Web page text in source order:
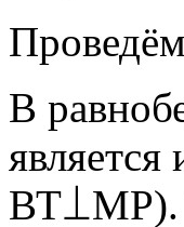
В
ВТ⟘МР).